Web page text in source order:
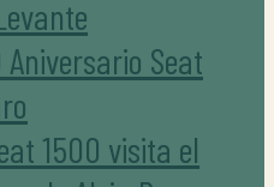
Seat
1500 visita el